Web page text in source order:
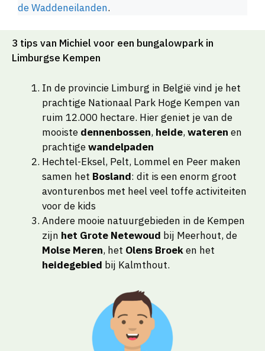
de Waddeneilanden.
3 tips van Michiel voor een bungalowpark in
Limburgse Kempen
In de provincie Limburg in België vind je het
prachtige Nationaal Park Hoge Kempen van
ruim 12.000 hectare. Hier geniet je van de
mooiste dennenbossen, heide, wateren en
prachtigewandelpaden
Hechtel-Eksel, Pelt, Lommel en Peer maken
samen het Bosland: dit is een enorm groot
avonturenbos met heel veel toffe activiteiten
voor de kids
Andere mooie natuurgebieden in de Kempen
zijn het Grote Netewoud bij Meerhout, de
Molse Meren, het Olens Broeken het
heidegebied bij Kalmthout.